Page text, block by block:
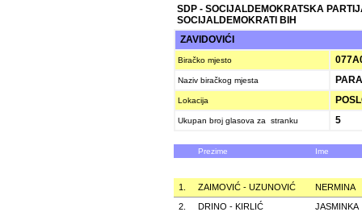
SDP - SOCIJALDEMOKRATSKA
SOCIJALDEMOKRATI BIH
ZAVIDOVIĆI
Biračko mjesto
Naziv biračkog mjesta
Lokacija
Ukupan broj glasova za stranku 5
Prezime Ime
1. ZAIMOVIĆ - UZUNOVIĆ
NERMINA
2.
DRINO - KIRLIĆ
JASMINKA